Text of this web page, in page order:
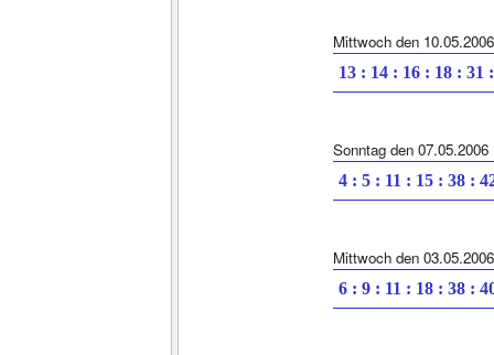
Mittwoch den 10.05.2006
13 : 14 : 16 : 18 : 31
Sonntag den 07.05.2006
4 : 5 : 11 : 15 : 38 :
Mittwoch den 03.05.2006
6 : 9 : 11 : 18 : 38 :